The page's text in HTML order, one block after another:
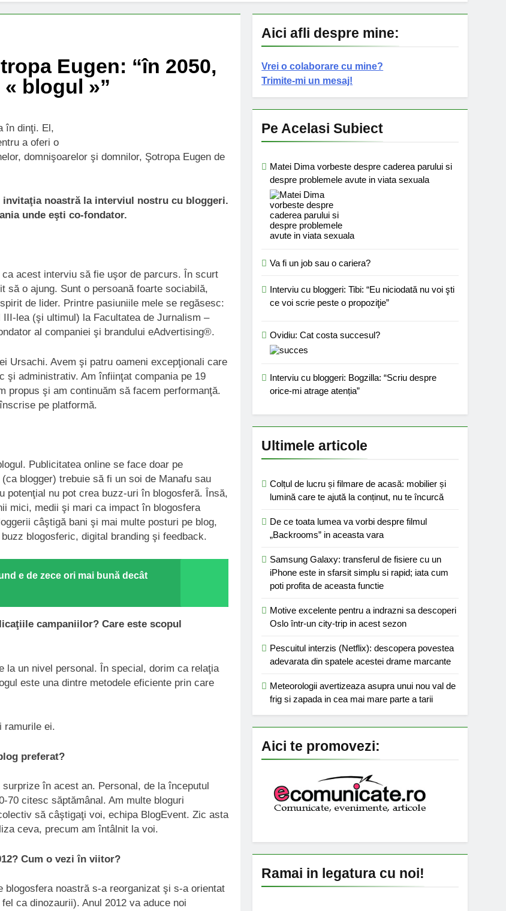
Eugen: “în 2050,
blogul »”
în dinţi. El,
a oferi o
domnişoarelor şi domnilor, Şotropa Eugen de
invitaţia noastră la interviul nostru cu bloggeri.
unde eşti co-fondator.
acest interviu să fie uşor de parcurs. În scurt
să o ajung. Sunt o persoană foarte sociabilă,
de lider. Printre pasiuniile mele se regăsesc:
lea (şi ultimul) la Facultatea de Jurnalism –
al companiei şi brandului eAdvertising®.
Ursachi. Avem şi patru oameni excepţionali care
şi administrativ. Am înfiinţat compania pe 19
propus şi am continuăm să facem performanţă.
pe platformă.
Publicitatea online se face doar pe
blogger) trebuie să fi un soi de Manafu sau
potenţial nu pot crea buzz-uri în blogosferă. Însă,
mici, medii şi mari ca impact în blogosfera
câştigă bani şi mai multe posturi pe blog,
blogosferic, digital branding şi feedback.
e de zece ori mai bună decât
campaniilor? Care este scopul
la un nivel personal. În special, dorim ca relaţia
este una dintre metodele eficiente prin care
ramurile ei.
preferat?
în acest an. Personal, de la începutul
70 citesc săptămânal. Am multe bloguri
să câştigaţi voi, echipa BlogEvent. Zic asta
ceva, precum am întâlnit la voi.
Cum o vezi în viitor?
noastră s-a reorganizat şi s-a orientat
ca dinozaurii). Anul 2012 va aduce noi
Aici afli despre mine:
Vrei o colaborare cu mine?
Trimite-mi un mesaj!
Pe Acelasi Subiect
Matei Dima vorbeste despre caderea parului si
despre problemele avute in viata sexuala
Va fi un job sau o cariera?
Interviu cu bloggeri: Tibi: “Eu niciodată nu voi şti
ce voi scrie peste o propoziţie”
Ovidiu: Cat costa succesul?
Interviu cu bloggeri: Bogzilla: “Scriu despre
orice-mi atrage atenția”
Ultimele articole
Colțul de lucru și filmare de acasă: mobilier și
lumină care te ajută la conținut, nu te încurcă
De ce toata lumea va vorbi despre filmul
„Backrooms” in aceasta vara
Samsung Galaxy: transferul de fisiere cu un
iPhone este in sfarsit simplu si rapid; iata cum
poti profita de aceasta functie
Motive excelente pentru a indrazni sa descoperi
Oslo într-un city-trip in acest sezon
Pescuitul interzis (Netflix): descopera povestea
adevarata din spatele acestei drame marcante
Meteorologii avertizeaza asupra unui nou val de
frig si zapada in cea mai mare parte a tarii
Aici te promovezi:
Ramai in legatura cu noi!